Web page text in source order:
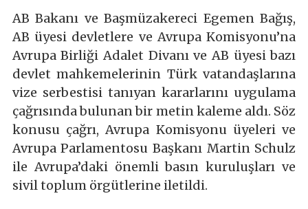
AB Bakanı ve Başmüzakereci Egemen Bağış,
AB üyesi devletlere ve Avrupa Komisyonu’na
Avrupa Birliği Adalet Divanı ve AB üyesi bazı
devlet mahkemelerinin Türk vatandaşlarına
vize serbestisi tanıyan kararlarını uygulama
çağrısında bulunan bir metin kaleme aldı. Söz
konusu çağrı, Avrupa Komisyonu üyeleri ve
Avrupa Parlamentosu Başkanı Martin Schulz
ile Avrupa’daki önemli basın kuruluşları ve
sivil toplum örgütlerine iletildi.